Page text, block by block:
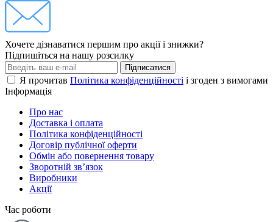
Хочете дізнаватися першим про акції і знижки?
Підпишіться на нашу розсилку
Підписатися
Я прочитав Політика конфіденційності і згоден з вимогами
Інформація
Про нас
Доставка і оплата
Політика конфіденційності
Договір публічної оферти
Обмін або повернення товару
Зворотній зв’язок
Виробники
Акції
Час роботи